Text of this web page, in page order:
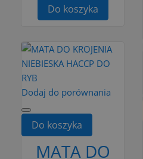
Do koszyka
Dodaj do porównania
Do koszyka
MATA DO